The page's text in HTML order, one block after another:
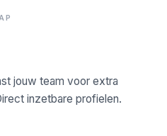
jouw team voor extra
inzetbare profielen.